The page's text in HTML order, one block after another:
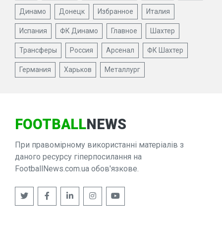
Динамо Донецк Избранное Италия
Испания ФК Динамо Главное Шахтер
Трансферы Россия Арсенал ФК Шахтер
Германия Харьков Металлург
FOOTBALLNEWS
При правомірному використанні матеріалів з
даного ресурсу гіперпосилання на
FootballNews.com.ua обов'язкове.